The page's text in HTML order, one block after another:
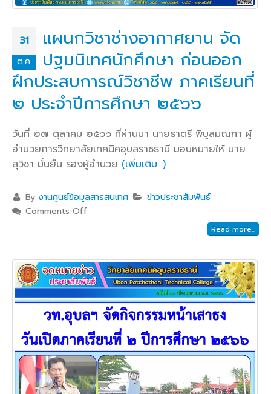
31
ต.ค.
แผนกวิชาช่างอากาศยาน จัด
ปฐมนิเทศนักศึกษา ก่อนออก
ฝึกประสบการณ์วิชาชีพ ภาคเรียนที่
๒ ประจำปีการศึกษา ๒๕๖๖
วันที่ ๒๗ ตุลาคม ๒๕๖๖ ที่ผ่านมา นายธาตรี พิบูลมณฑา ผู้
อำนวยการวิทยาลัยเทคนิคอุบลราชธานี มอบหมายให้ นาย
สุวิชา มั่นยืน รองผู้อำนวย (เพิ่มเติม…)
Byงานศูนย์ข้อมูลสารสนเทศ
ข่าวประชาสัมพันธ์
Comments Off
Read more...